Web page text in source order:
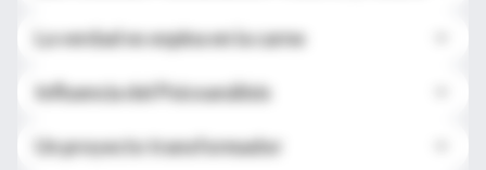
La verdad es espina en la carne
Influencia del Psicoanálisis
Un proyecto transformador